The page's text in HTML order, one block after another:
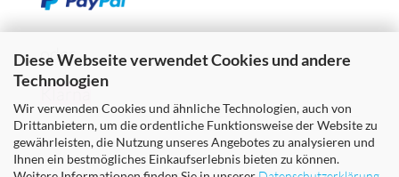
Diese Webseite verwendet Cookies und andere
Technologien
Wir verwenden Cookies und ähnliche Technologien, auch von
Drittanbietern, um die ordentliche Funktionsweise der Website zu
gewährleisten, die Nutzung unseres Angebotes zu analysieren und
Ihnen ein bestmögliches Einkaufserlebnis bieten zu können.
oder
Klarna